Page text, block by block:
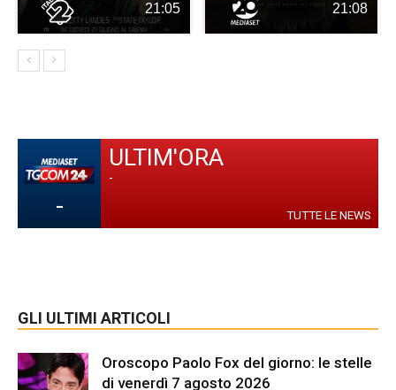
21:05 21:08
-
ULTIM'ORA
-
TUTTE LE NEWS
GLI ULTIMI ARTICOLI
Oroscopo Paolo Fox del giorno: le stelle
di venerdì 7 agosto 2026